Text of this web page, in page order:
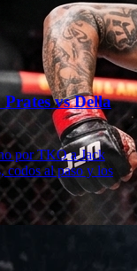
vs Della
por TKO a Jack
codos al paso y los